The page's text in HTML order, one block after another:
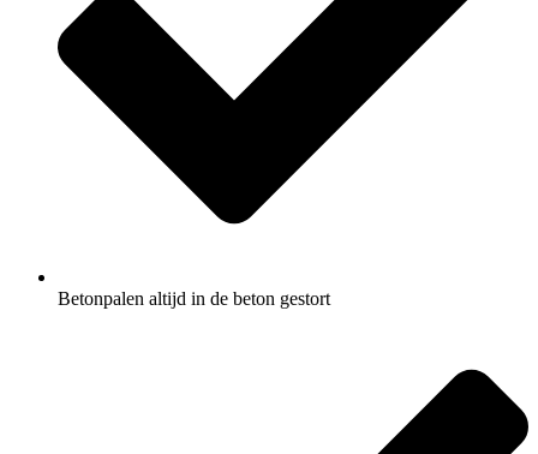
Betonpalen altijd in de beton gestort